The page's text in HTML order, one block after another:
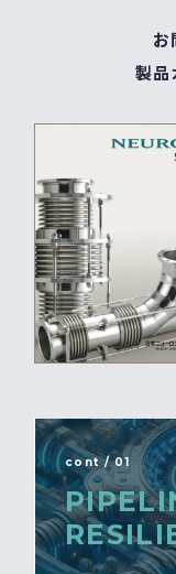
お
製品
cont / 01